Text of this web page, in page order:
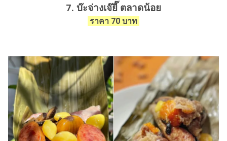
7. บ๊ะจ่างเจ๊ยี๊ ตลาดน้อย
ราคา 70 บาท